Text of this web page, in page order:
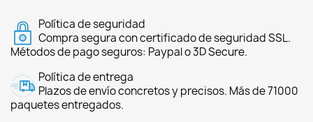
Política de seguridad
Compra segura con certificado de seguridad SSL.
Métodos de pago seguros: Paypal o 3D Secure.
Política de entrega
Plazos de envío concretos y precisos. Más de 71000
paquetes entregados.